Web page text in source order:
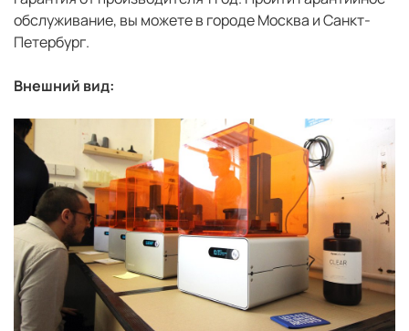
обслуживание, вы можете в городе Москва и Санкт-
Петербург.
Внешний вид: